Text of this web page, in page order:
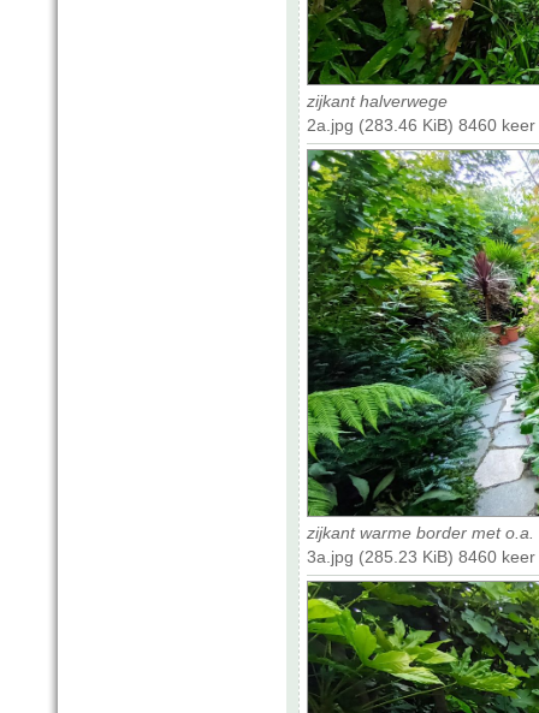
zijkant halverwege
2a.jpg (283.46 KiB) 8460
zijkant warme border met o.a.
3a.jpg (285.23 KiB) 8460